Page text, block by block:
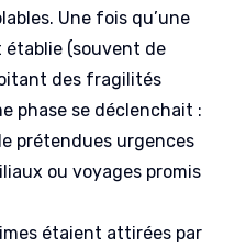
Une fois qu’une
(souvent de
des fragilités
phase se déclenchait :
prétendues urgences
ou voyages promis
étaient attirées par